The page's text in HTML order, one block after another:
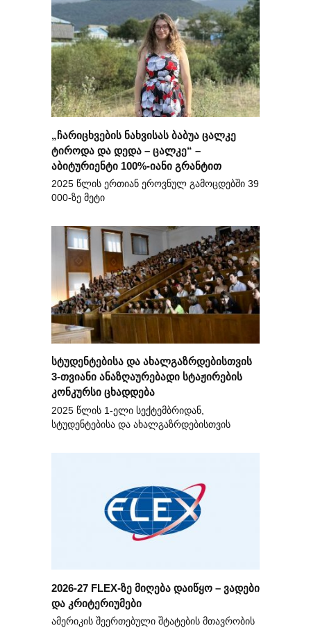
„ჩარიცხვების ნახვისას ბაბუა ცალკე
ტიროდა და დედა – ცალკე“ –
აბიტურიენტი 100%-იანი გრანტით
2025 წლის ერთიან ეროვნულ გამოცდებში 39
000-ზე მეტი
სტუდენტებისა და ახალგაზრდებისთვის
3-თვიანი ანაზღაურებადი სტაჟირების
კონკურსი ცხადდება
2025 წლის 1-ელი სექტემბრიდან,
სტუდენტებისა და ახალგაზრდებისთვის
2026-27 FLEX-ზე მიღება დაიწყო – ვადები
და კრიტერიუმები
ამერიკის შეერთებული შტატების მთავრობის